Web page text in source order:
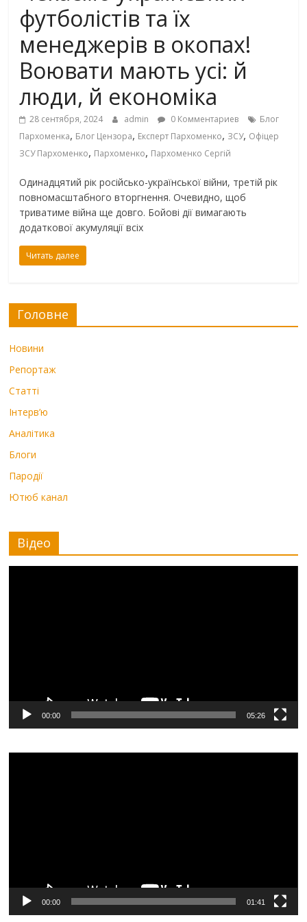
футболістів та їх
менеджерів в окопах!
Воювати мають усі: й
люди, й економіка
28 сентября, 2024 admin 0 Комментариев
Блог
Пархоменка, Блог Цензора, Експерт Пархоменко, ЗСУ, Офіцер
ЗСУ Пархоменко, Пархоменко, Пархоменко Сергій
Одинадцятий рік російсько-української війни, третій рік
повномасштабного вторгнення. Очевидно, щоб
триватиме війна ще довго. Бойові дії вимагають
додаткової акумуляції всіх
Читать далее
Головне
Новини
Репортаж
Статті
Інтерв’ю
Аналітика
Блоги
Пародії
Ютюб канал
Відео
00:00 05:26
00:00 01:41